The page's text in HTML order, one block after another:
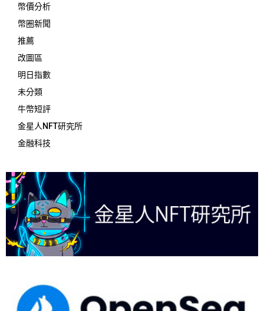
幣價分析
幣圈新聞
推薦
改圖區
明日指數
未分類
牛幣短評
金星人NFT研究所
金融科技